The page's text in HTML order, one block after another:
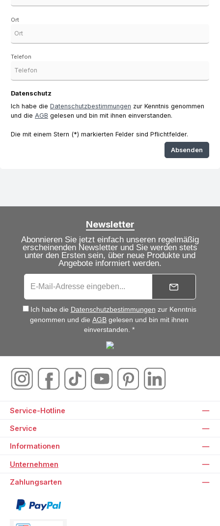
Ort
Telefon
Datenschutz
Ich habe die Datenschutzbestimmungen zur Kenntnis genommen
und die AGB gelesen und bin mit ihnen einverstanden.
Die mit einem Stern (*) markierten Felder sind Pflichtfelder.
Absenden
Newsletter
Abonnieren Sie jetzt einfach unseren regelmäßig
erscheinenden Newsletter und Sie werden stets
unter den Ersten sein, über neue Produkte und
Angebote informiert werden.
Ich habe die Datenschutzbestimmungen zur Kenntnis
genommen und die AGB gelesen und bin mit ihnen
einverstanden. *
Service-Hotline
Service
Informationen
Unternehmen
Zahlungsarten